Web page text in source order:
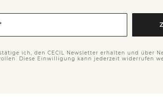
ich, den CECIL Newsletter erhalten und über
Diese Einwilligung kann jederzeit widerrufen